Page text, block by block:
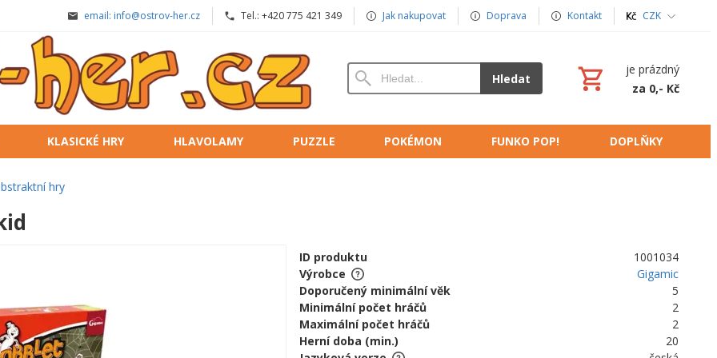
email: info@ostrov-her.cz Tel.: +420 775 421 349 Jak nakupovat Doprava Kontakt CZK
Hledat
je prázdný
za 0,- Kč
KLASICKÉ HRY HLAVOLAMY PUZZLE POKÉMON FUNKO POP! DOPLŇKY
hry
ID produktu
1001034
Výrobce
Gigamic
Doporučený minimální věk
5
Minimální počet hráčů
2
Maximální počet hráčů
2
Herní doba (min.)
20